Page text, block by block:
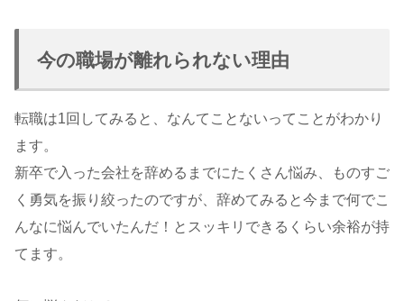
今の職場が離れられない理由
転職は1回してみると、なんてことないってことがわかり
ます。
新卒で入った会社を辞めるまでにたくさん悩み、ものすご
く勇気を振り絞ったのですが、辞めてみると今まで何でこ
んなに悩んでいたんだ！とスッキリできるくらい余裕が持
てます。